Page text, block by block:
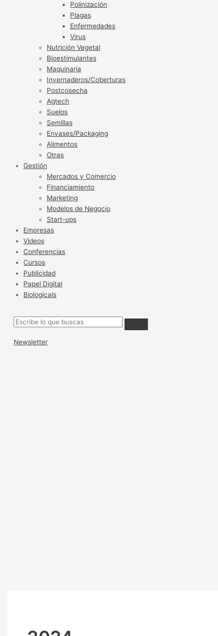
Polinización
Plagas
Enfermedades
Virus
Nutrición Vegetal
Bioestimulantes
Maquinaria
Invernaderos/Coberturas
Postcosecha
Agtech
Suelos
Semillas
Envases/Packaging
Alimentos
Otras
Gestión
Mercados y Comercio
Financiamiento
Marketing
Modelos de Negocio
Start-ups
Empresas
Videos
Conferencias
Cursos
Publicidad
Papel Digital
Biologicals
Newsletter